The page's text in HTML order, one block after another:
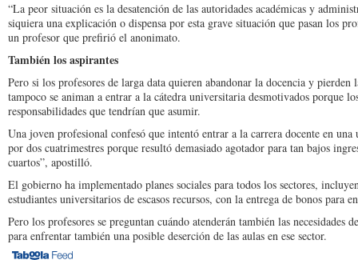
“La peor situación es la desatención de las autoridades académicas y
siquiera una explicación o dispensa por esta grave situación que pasan los
un profesor que prefirió el anonimato.
También los aspirantes
Pero si los profesores de larga data quieren abandonar la docencia y pierden
tampoco se animan a entrar a la cátedra universitaria desmotivados porque
responsabilidades que tendrían que asumir.
Una joven profesional confesó que intentó entrar a la carrera docente en
por dos cuatrimestres porque resultó demasiado agotador para tan bajos
cuartos”, apostilló.
El gobierno ha implementado planes sociales para todos los sectores,
estudiantes universitarios de escasos recursos, con la entrega de bonos para
Pero los profesores se preguntan cuándo atenderán también las necesidades
para enfrentar también una posible deserción de las aulas en ese sector.